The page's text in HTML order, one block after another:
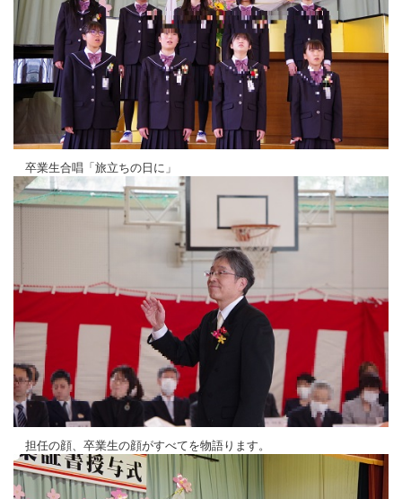
卒業生合唱「旅立ちの日に」
担任の顔、卒業生の顔がすべてを物語ります。